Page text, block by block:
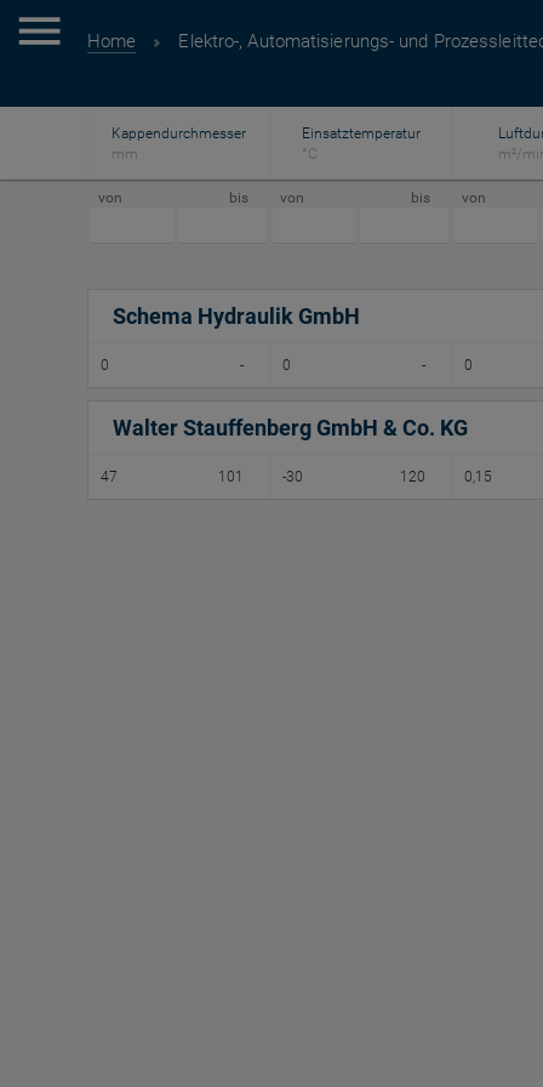
Home Elektro-, Automatisierungs- und
Kappendurchmesser
mm
Einsatztemperatur
°C
m²/
von bis von bis von
Schema Hydraulik GmbH
0 - 0 - 0
Walter Stauffenberg GmbH & Co. KG
47 101 -30 120 0,15